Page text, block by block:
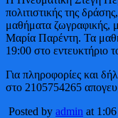
πολιτιστικής της
μαθήματα ζωγραφικής,
Μαρία Παρέντη. Τα
19:00 στο εντευκτήριο
Για πληροφορίες και
στο 2105754265
Posted by admin at